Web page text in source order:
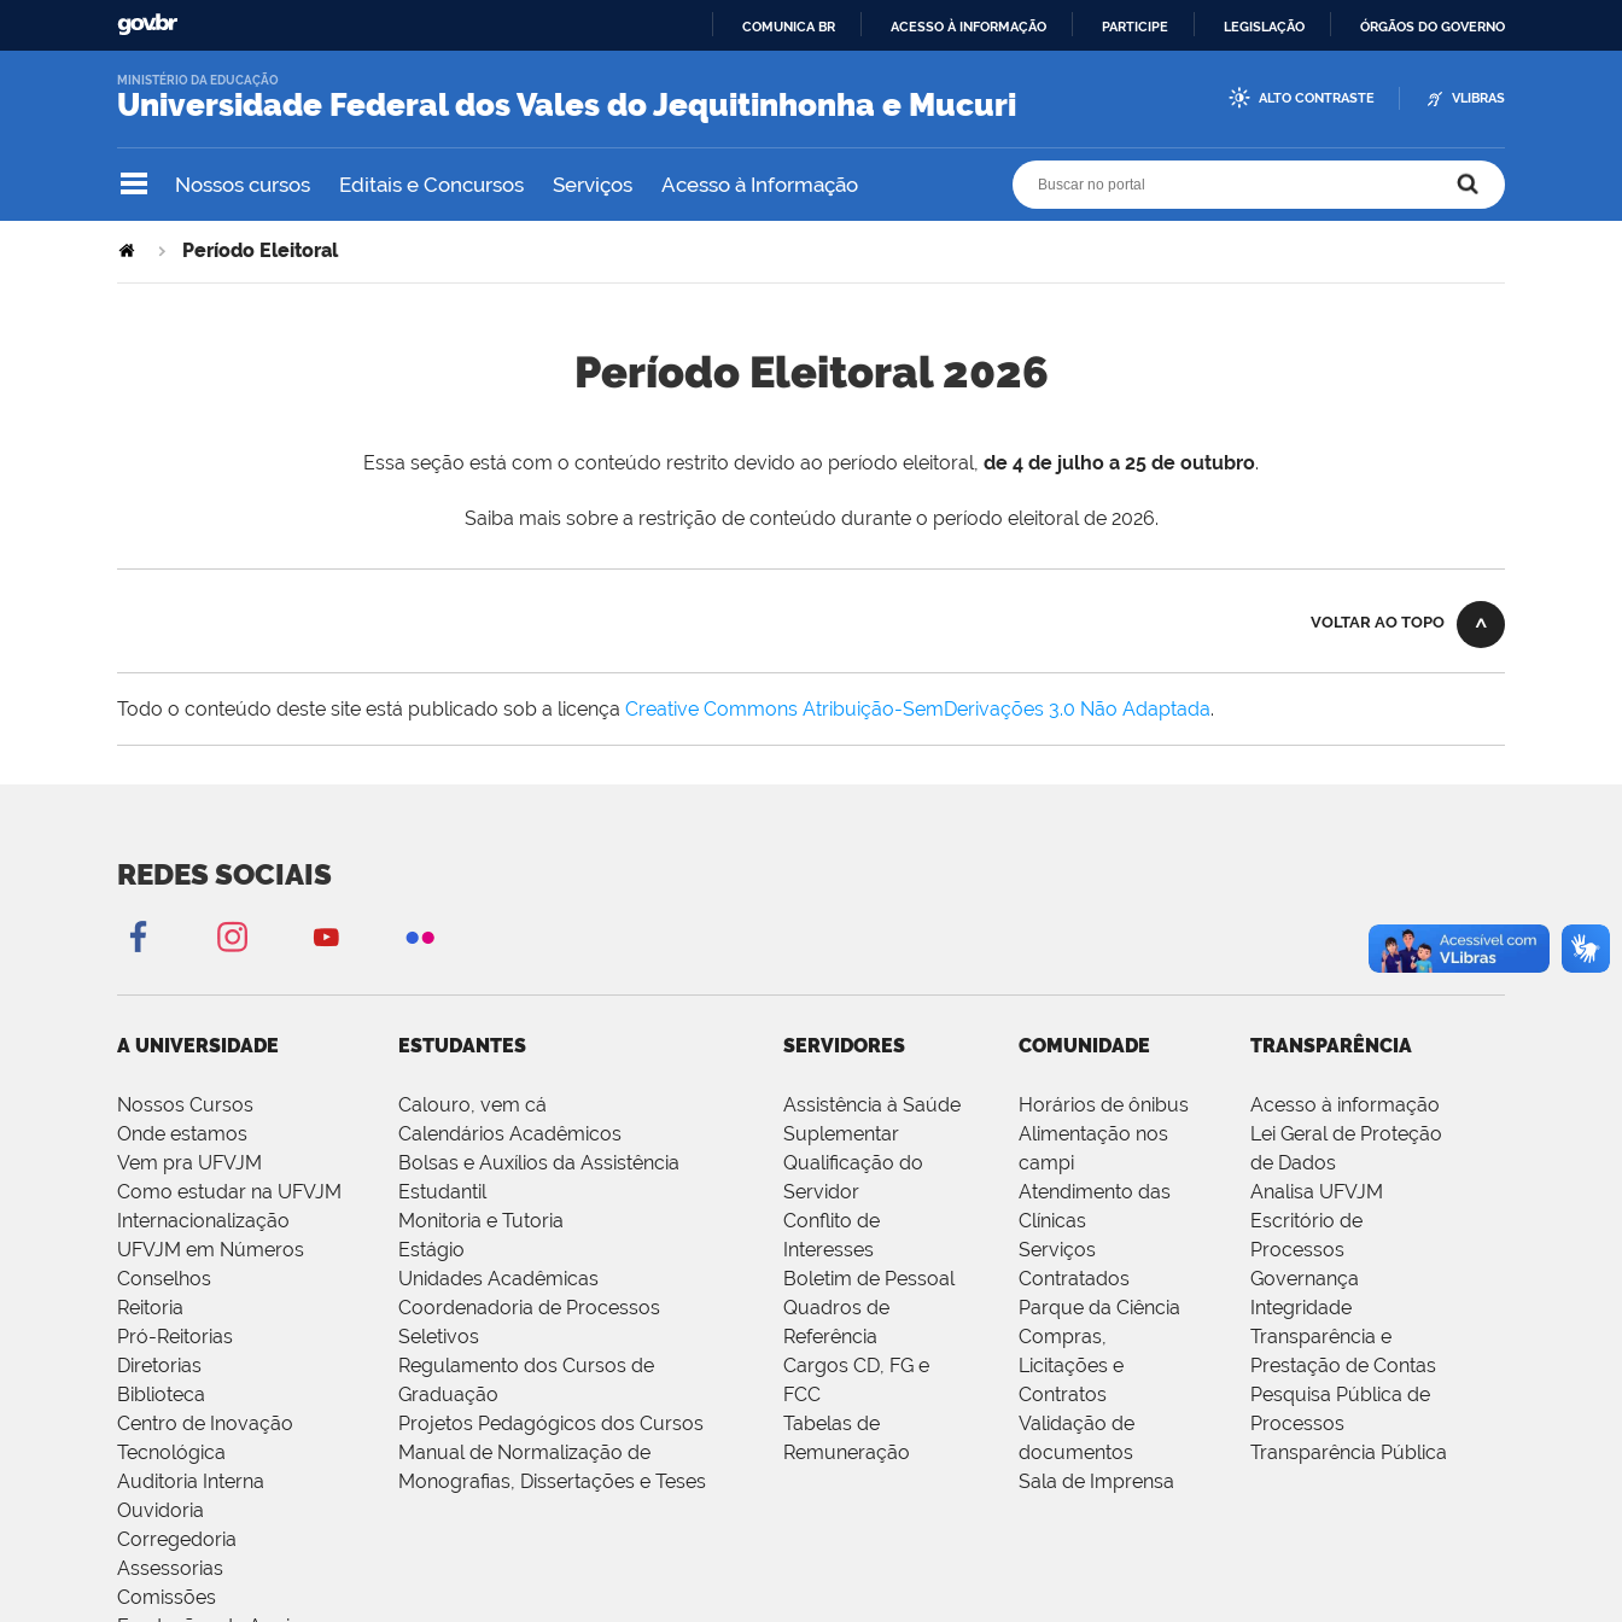
O
COMUNICA BR ACESSO À INFORMAÇÃO PARTICIPE LEGISLAÇÃO ÓRGÃOS DO GOVERNO
Universidade Federal dos Vales do Jequitinhonha e Mucuri
MINISTÉRIO DA EDUCAÇÃO
ALTO CONTRASTE VLIBRAS
Nossos cursos Editais e Concursos Serviços Acesso à Informação
Período Eleitoral
Período Eleitoral 2026
Essa seção está com o conteúdo restrito devido ao período eleitoral, de 4 de julho a 25 de outubro.
Saiba mais sobre a restrição de conteúdo durante o período eleitoral de 2026.
VOLTAR AO TOPO
Todo o conteúdo deste site está publicado sob a licença Creative Commons Atribuição-SemDerivações 3.0 Não Adaptada.
REDES SOCIAIS
A UNIVERSIDADE
Nossos Cursos
Onde estamos
Vem pra UFVJM
Como estudar na UFVJM
Internacionalização
UFVJM em Números
Conselhos
Reitoria
Pró-Reitorias
Diretorias
Biblioteca
Centro de Inovação
Tecnológica
Auditoria Interna
Ouvidoria
Corregedoria
Assessorias
Comissões
ESTUDANTES
Calouro, vem cá
Calendários Acadêmicos
Bolsas e Auxílios da Assistência
Estudantil
Monitoria e Tutoria
Estágio
Unidades Acadêmicas
Coordenadoria de Processos
Seletivos
Regulamento dos Cursos de
Graduação
Projetos Pedagógicos dos Cursos
Manual de Normalização de
Monografias, Dissertações e Teses
SERVIDORES
Assistência à Saúde
Suplementar
Qualificação do
Servidor
Conflito de
Interesses
Boletim de Pessoal
Quadros de
Referência
Cargos CD, FG e
FCC
Tabelas de
Remuneração
COMUNIDADE
Horários de ônibus
Alimentação nos
campi
Atendimento das
Clínicas
Serviços
Contratados
Parque da Ciência
Compras,
Licitações e
Contratos
Validação de
documentos
Sala de Imprensa
TRANSPARÊNCIA
Acesso à informação
Lei Geral de Proteção
de Dados
Analisa UFVJM
Escritório de
Processos
Governança
Integridade
Transparência e
Prestação de Contas
Pesquisa Pública de
Processos
Transparência Pública